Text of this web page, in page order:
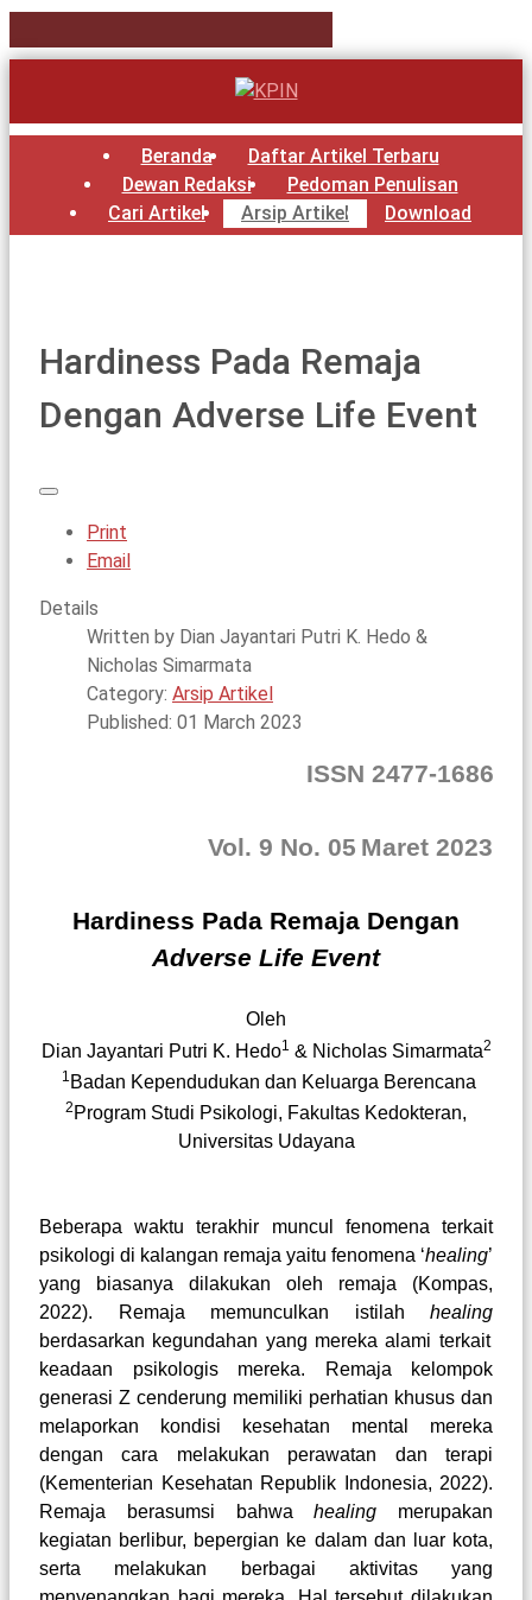
Beranda
Daftar Artikel Terbaru
Dewan Redaksi
Pedoman Penulisan
Cari Artikel
Arsip Artikel Download
Hardiness Pada Remaja
Dengan Adverse Life Event
Print
Email
Details
Written by Dian Jayantari Putri K. Hedo &
Nicholas Simarmata
Category: Arsip Artikel
Published: 01 March 2023
ISSN 2477-1686
Vol. 9 No. 05 Maret 2023
Hardiness Pada Remaja Dengan
Adverse Life Event
Oleh
Dian Jayantari Putri K. Hedo1 & Nicholas Simarmata2
1 Badan Kependudukan dan Keluarga Berencana
2 Program Studi Psikologi, Fakultas Kedokteran,
Universitas Udayana
Beberapa waktu terakhir muncul fenomena terkait
psikologi di kalangan remaja yaitu fenomena ‘healing’
yang biasanya dilakukan oleh remaja (Kompas,
2022). Remaja memunculkan istilah healing
berdasarkan kegundahan yang mereka alami terkait
keadaan psikologis mereka. Remaja kelompok
generasi Z cenderung memiliki perhatian khusus dan
melaporkan kondisi kesehatan mental mereka
dengan cara melakukan perawatan dan terapi
(Kementerian Kesehatan Republik Indonesia, 2022).
Remaja berasumsi bahwahealing merupakan
kegiatan berlibur, bepergian ke dalam dan luar kota,
serta melakukan berbagai aktivitas yang